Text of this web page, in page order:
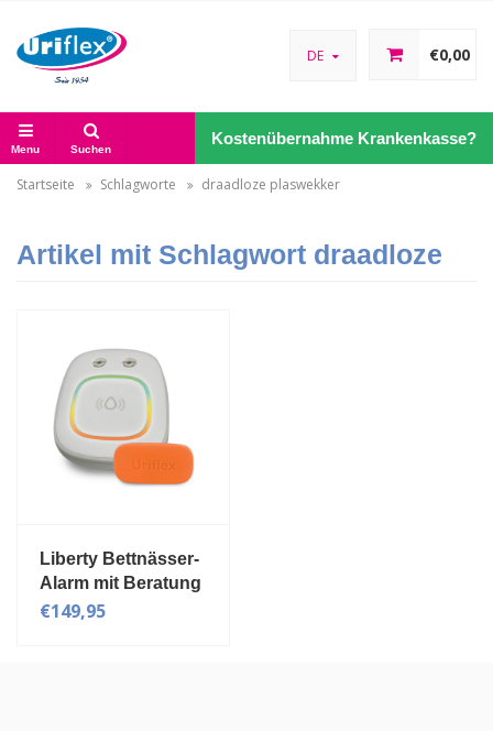
DE €0,00
Menu Suchen
Kostenübernahme Krankenkasse?
Startseite Schlagworte draadloze plaswekker
Artikel mit Schlagwort draadloze
Liberty Bettnässer-
Alarm mit Beratung
€149,95